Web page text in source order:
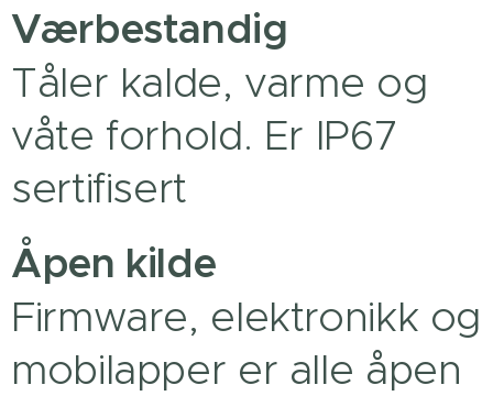
Værbestandig
Tåler kalde, varme og
våte forhold. Er IP67
sertifisert
Åpen kilde
Firmware, elektronikk og
mobilapper er alle åpen